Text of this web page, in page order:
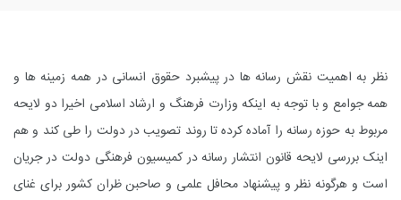
نظر به اهمیت نقش رسانه ها در پیشبرد حقوق انسانی در همه زمینه ها و
همه جوامع و با توجه به اینکه وزارت فرهنگ و ارشاد اسلامی اخیرا دو لایحه
مربوط به حوزه رسانه را آماده کرده تا روند تصویب در دولت را طی کند و هم
اینک بررسی لایحه قانون انتشار رسانه در کمیسیون فرهنگی دولت در جریان
است و هرگونه نظر و پیشنهاد محافل علمی و صاحبن ظران کشور برای غنای